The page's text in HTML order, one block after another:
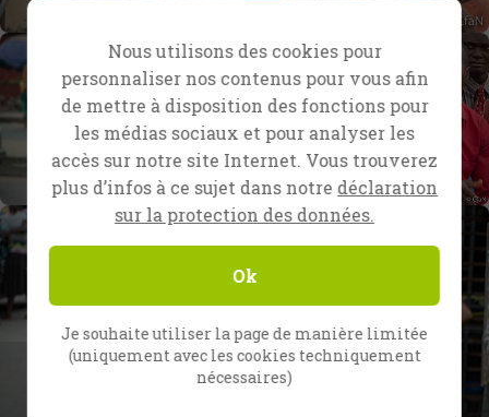
Nous utilisons des cookies pour
personnaliser nos contenus pour vous afin
de mettre à disposition des fonctions pour
les médias sociaux et pour analyser les
accès sur notre site Internet. Vous trouverez
plus d’infos à ce sujet dans notre déclaration
sur la protection des données.
Ok
Je souhaite utiliser la page de manière limitée
(uniquement avec les cookies techniquement
nécessaires)